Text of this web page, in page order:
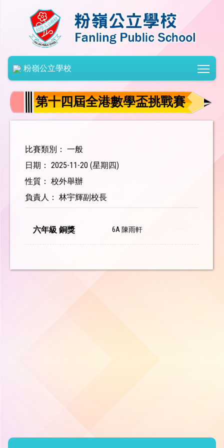
粉嶺公立學校
第十四屆全港數學盃挑戰賽
比賽類別： 一般
日期： 2025-11-20 (星期四)
性質： 校外舉辦
負責人： 林宇輝副校長
六年級 銅獎 6A 陳雨軒